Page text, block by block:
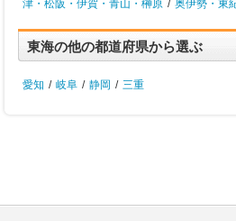
津・松阪・伊賀・青山・榊原 / 奥伊勢・東
東海の他の都道府県から選ぶ
愛知 / 岐阜 / 静岡 / 三重